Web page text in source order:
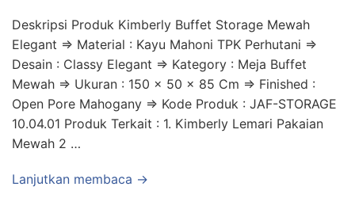
Deskripsi Produk Kimberly Buffet Storage Mewah
Elegant => Material : Kayu Mahoni TPK Perhutani =>
Desain : Classy Elegant => Kategory : Meja Buffet
Mewah => Ukuran : 150 x 50 x 85 Cm => Finished :
Open Pore Mahogany => Kode Produk : JAF-STORAGE
10.04.01 Produk Terkait : 1. Kimberly Lemari Pakaian
Mewah 2 …
Lanjutkan membaca →